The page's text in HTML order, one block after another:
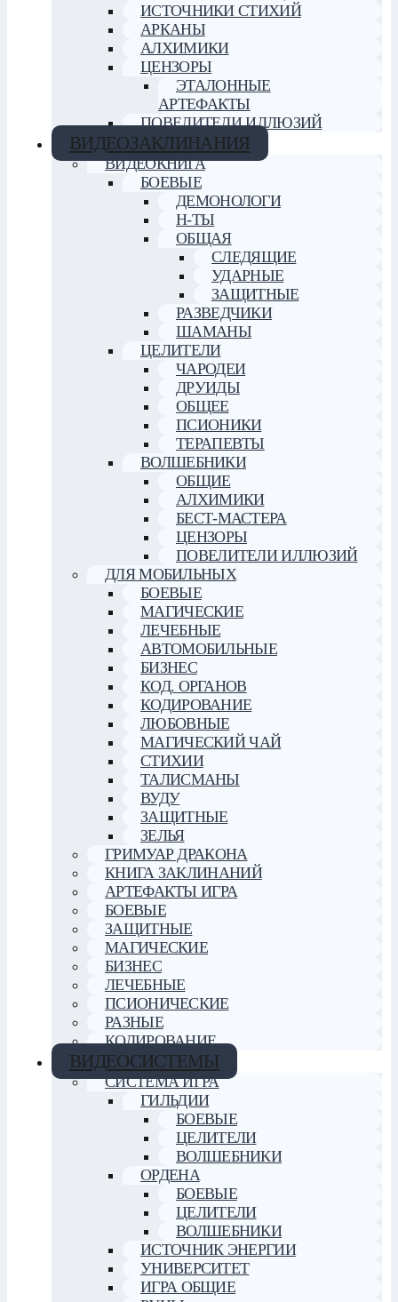
ИСТОЧНИКИ СТИХИЙ
АРКАНЫ
АЛХИМИКИ
ЦЕНЗОРЫ
ЭТАЛОННЫЕ
АРТЕФАКТЫ
ПОВЕЛИТЕЛИ ИЛЛЮЗИЙ
ВИДЕОЗАКЛИНАНИЯ
ВИДЕОКНИГА
БОЕВЫЕ
ДЕМОНОЛОГИ
Н-ТЫ
ОБЩАЯ
СЛЕДЯЩИЕ
УДАРНЫЕ
ЗАЩИТНЫЕ
РАЗВЕДЧИКИ
ШАМАНЫ
ЦЕЛИТЕЛИ
ЧАРОДЕИ
ДРУИДЫ
ОБЩЕЕ
ПСИОНИКИ
ТЕРАПЕВТЫ
ВОЛШЕБНИКИ
ОБЩИЕ
АЛХИМИКИ
БЕСТ-МАСТЕРА
ЦЕНЗОРЫ
ПОВЕЛИТЕЛИ ИЛЛЮЗИЙ
ДЛЯ МОБИЛЬНЫХ
БОЕВЫЕ
МАГИЧЕСКИЕ
ЛЕЧЕБНЫЕ
АВТОМОБИЛЬНЫЕ
БИЗНЕС
КОД. ОРГАНОВ
КОДИРОВАНИЕ
ЛЮБОВНЫЕ
МАГИЧЕСКИЙ ЧАЙ
СТИХИИ
ТАЛИСМАНЫ
ВУДУ
ЗАЩИТНЫЕ
ЗЕЛЬЯ
ГРИМУАР ДРАКОНА
КНИГА ЗАКЛИНАНИЙ
АРТЕФАКТЫ ИГРА
БОЕВЫЕ
ЗАЩИТНЫЕ
МАГИЧЕСКИЕ
БИЗНЕС
ЛЕЧЕБНЫЕ
ПСИОНИЧЕСКИЕ
РАЗНЫЕ
КОДИРОВАНИЕ
ВИДЕОСИСТЕМЫ
СИСТЕМА ИГРА
ГИЛЬДИИ
БОЕВЫЕ
ЦЕЛИТЕЛИ
ВОЛШЕБНИКИ
ОРДЕНА
БОЕВЫЕ
ЦЕЛИТЕЛИ
ВОЛШЕБНИКИ
ИСТОЧНИК ЭНЕРГИИ
УНИВЕРСИТЕТ
ИГРА ОБЩИЕ